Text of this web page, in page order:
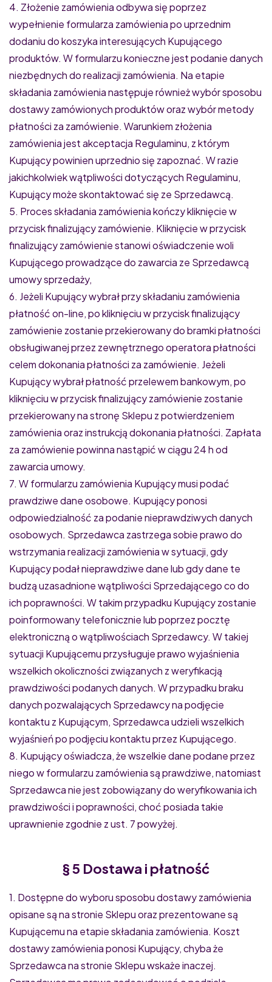
4. Złożenie zamówienia odbywa się poprzez
wypełnienie formularza zamówienia po uprzednim
dodaniu do koszyka interesujących Kupującego
produktów. W formularzu konieczne jest podanie danych
niezbędnych do realizacji zamówienia. Na etapie
składania zamówienia następuje również wybór sposobu
dostawy zamówionych produktów oraz wybór metody
płatności za zamówienie. Warunkiem złożenia
zamówienia jest akceptacja Regulaminu, z którym
Kupujący powinien uprzednio się zapoznać. W razie
jakichkolwiek wątpliwości dotyczących Regulaminu,
Kupujący może skontaktować się ze Sprzedawcą.
5. Proces składania zamówienia kończy kliknięcie w
przycisk finalizujący zamówienie. Kliknięcie w przycisk
finalizujący zamówienie stanowi oświadczenie woli
Kupującego prowadzące do zawarcia ze Sprzedawcą
umowy sprzedaży,
6. Jeżeli Kupujący wybrał przy składaniu zamówienia
płatność on-line, po kliknięciu w przycisk finalizujący
zamówienie zostanie przekierowany do bramki płatności
obsługiwanej przez zewnętrznego operatora płatności
celem dokonania płatności za zamówienie. Jeżeli
Kupujący wybrał płatność przelewem bankowym, po
kliknięciu w przycisk finalizujący zamówienie zostanie
przekierowany na stronę Sklepu z potwierdzeniem
zamówienia oraz instrukcją dokonania płatności. Zapłata
za zamówienie powinna nastąpić w ciągu 24 h od
zawarcia umowy.
7. W formularzu zamówienia Kupujący musi podać
prawdziwe dane osobowe. Kupujący ponosi
odpowiedzialność za podanie nieprawdziwych danych
osobowych. Sprzedawca zastrzega sobie prawo do
wstrzymania realizacji zamówienia w sytuacji, gdy
Kupujący podał nieprawdziwe dane lub gdy dane te
budzą uzasadnione wątpliwości Sprzedającego co do
ich poprawności. W takim przypadku Kupujący zostanie
poinformowany telefonicznie lub poprzez pocztę
elektroniczną o wątpliwościach Sprzedawcy. W takiej
sytuacji Kupującemu przysługuje prawo wyjaśnienia
wszelkich okoliczności związanych z weryfikacją
prawdziwości podanych danych. W przypadku braku
danych pozwalających Sprzedawcy na podjęcie
kontaktu z Kupującym, Sprzedawca udzieli wszelkich
wyjaśnień po podjęciu kontaktu przez Kupującego.
8. Kupujący oświadcza, że wszelkie dane podane przez
niego w formularzu zamówienia są prawdziwe, natomiast
Sprzedawca nie jest zobowiązany do weryfikowania ich
prawdziwości i poprawności, choć posiada takie
uprawnienie zgodnie z ust. 7 powyżej.
§ 5 Dostawa i płatność
1. Dostępne do wyboru sposobu dostawy zamówienia
opisane są na stronie Sklepu oraz prezentowane są
Kupującemu na etapie składania zamówienia. Koszt
dostawy zamówienia ponosi Kupujący, chyba że
Sprzedawca na stronie Sklepu wskaże inaczej.